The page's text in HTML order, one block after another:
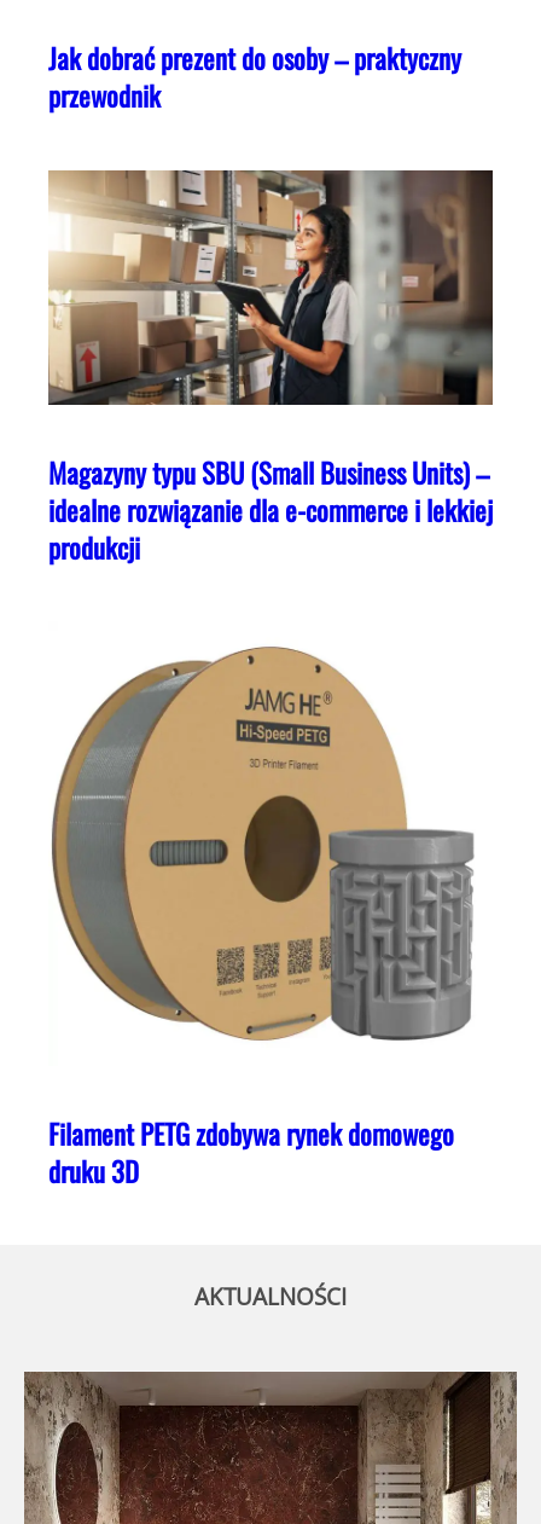
Jak dobrać prezent do osoby – praktyczny
przewodnik
Magazyny typu SBU (Small Business Units) –
idealne rozwiązanie dla e-commerce i lekkiej
produkcji
Filament PETG zdobywa rynek domowego
druku 3D
AKTUALNOŚCI